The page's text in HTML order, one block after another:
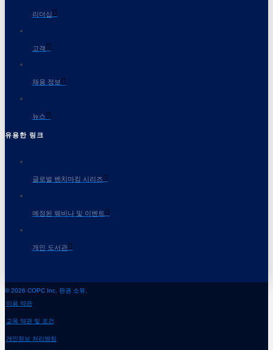
리더십
고객
채용 정보
뉴스
유용한 링크
글로벌 벤치마킹 시리즈
예정된 웨비나 및 이벤트
개인 도서관
© 2026 COPC Inc. 판권 소유.
이용 약관
교육 약관 및 조건
개인정보 처리방침